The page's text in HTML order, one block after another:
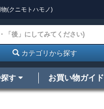
(クニモトハモノ)
カテゴリから探す
探す お買い物ガイド